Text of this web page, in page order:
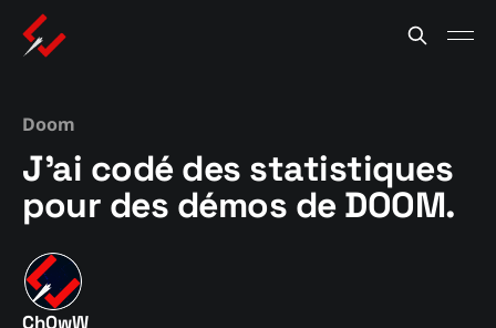
Doom
J'ai codé des statistiques
pour des démos de DOOM.
Ch0wW